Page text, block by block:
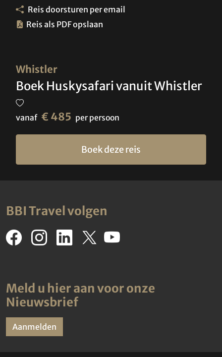
Whistler
Boek Huskysafari vanuit Whistler
vanaf € 485 per persoon
Boek deze reis
Reis doorsturen per email
Reis als PDF opslaan
BBI Travel volgen
Meld u hier aan voor onze
Nieuwsbrief
Aanmelden